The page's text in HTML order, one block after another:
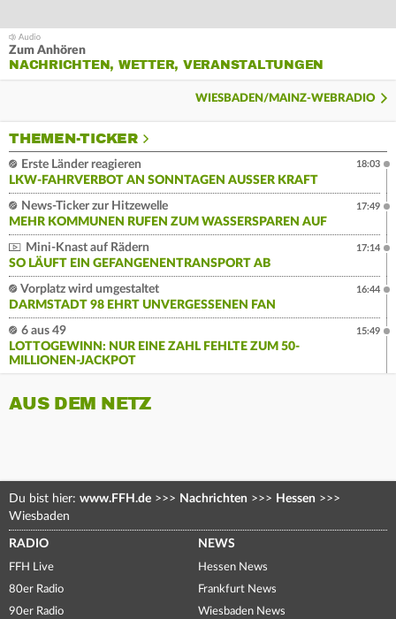
Zum Anhören
NACHRICHTEN, WETTER, VERANSTALTUNGEN
WIESBADEN/MAINZ-WEBRADIO
THEMEN-TICKER
Erste Länder reagieren
LKW-FAHRVERBOT AN SONNTAGEN AUSSER KRAFT
18:03
News-Ticker zur Hitzewelle
MEHR KOMMUNEN RUFEN ZUM WASSERSPAREN AUF
17:49
Mini-Knast auf Rädern
SO LÄUFT EIN GEFANGENENTRANSPORT AB
17:14
Vorplatz wird umgestaltet
DARMSTADT 98 EHRT UNVERGESSENEN FAN
16:44
6 aus 49
LOTTOGEWINN: NUR EINE ZAHL FEHLTE ZUM 50-
MILLIONEN-JACKPOT
15:49
AUS DEM NETZ
Du bist hier: www.FFH.de >>> Nachrichten >>> Hessen >>>
Wiesbaden
RADIO
FFH Live
80er Radio
90er Radio
NEWS
Hessen News
Frankfurt News
Wiesbaden News